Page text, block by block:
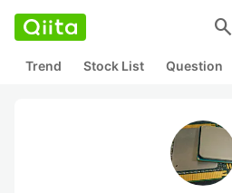
search
Trend Stock List Question